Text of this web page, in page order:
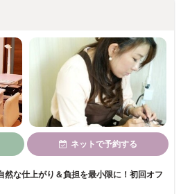
ネットで予約する
然な仕上がり＆負担を最小限に！初回オフ